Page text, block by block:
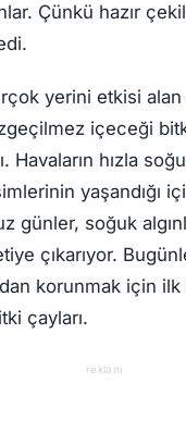
Çünkü hazır
yerini etkisi alan
içeceği
Havaların hızla
yaşandığı
günler, soğuk
çıkarıyor.
korunmak için ilk
çayları.
reklam